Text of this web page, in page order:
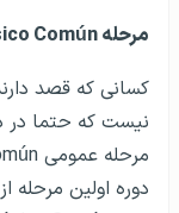
مرحله Ciclo Básico Común
کسانی که قصد
نیست که حتما در
دوره اولین